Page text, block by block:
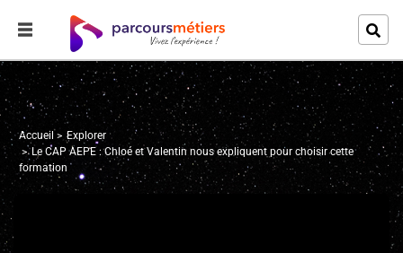
Accueil
Explorer
Le CAP AEPE : Chloé et Valentin nous expliquent pour choisir cette
formation